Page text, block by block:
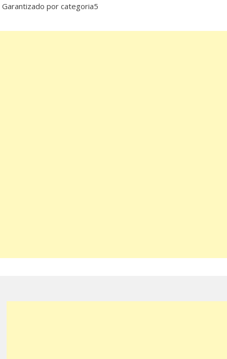
Garantizado por categoria5